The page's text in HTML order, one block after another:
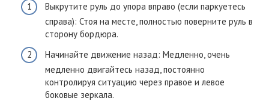
Выкрутите руль до упора вправо (если паркуетесь
справа): Стоя на месте, полностью поверните руль в
сторону бордюра.
Начинайте движение назад: Медленно, очень
медленно двигайтесь назад, постоянно
контролируя ситуацию через правое и левое
боковые зеркала.